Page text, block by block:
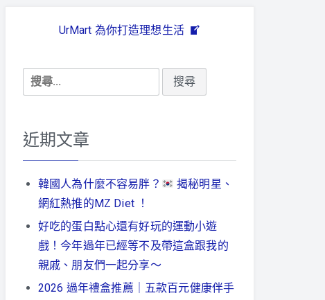
UrMart 為你打造理想生活
搜
尋
鍵
近期文章
韓國人為什麼不容易胖？
揭秘明星、
網紅熱推的MZ Diet ！
好吃的蛋白點心還有好玩的運動小遊
戲！今年過年已經等不及帶這盒跟我的
親戚、朋友們一起分享～
2026 過年禮盒推薦｜五款百元健康伴手